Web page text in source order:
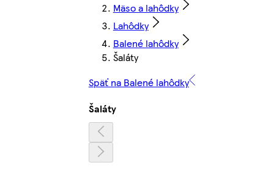
Mäso a lahôdky
Lahôdky
Balené lahôdky
Šaláty
Späť na Balené lahôdky
Šaláty